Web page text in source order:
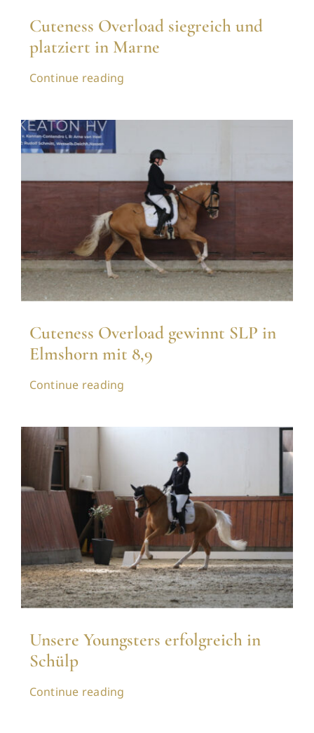
Cuteness Overload siegreich und
platziert in Marne
Continue reading
Cuteness Overload gewinnt SLP in
Elmshorn mit 8,9
Continue reading
Unsere Youngsters erfolgreich in
Schülp
Continue reading